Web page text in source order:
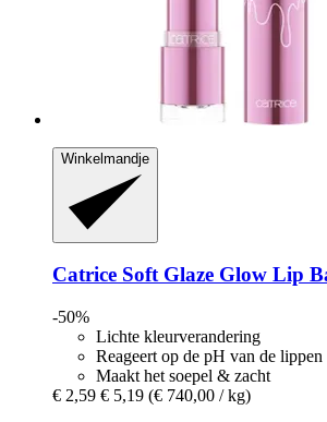
Winkelmandje
Catrice Soft Glaze Glow Lip
-50%
Lichte kleurverandering
Reageert op de pH van de lippen
Maakt het soepel & zacht
€ 2,59 € 5,19 (€ 740,00 / kg)